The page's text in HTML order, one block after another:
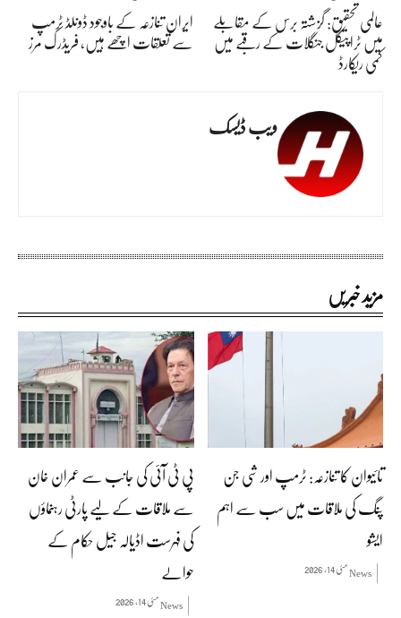
ایران تنازعہ کے باوجود ڈونلڈ ٹرمپ
سے تعلقات اچھے ہیں، فریڈرک مرز
عالمی تحقیق: گزشتہ برس کے مقابلے
میں ٹراپیکل جنگلات کے رقبے میں
کمی ریکارڈ
ویب ڈیسک
مزید خبریں
تائیوان کا تنازعہ: ٹرمپ اور شی جن
پنگ کی ملاقات میں سب سے اہم
ایشو
Newsمئی 14, 2026
پی ٹی آئی کی جانب سے عمران خان
سے ملاقات کے لیے پارٹی رہنماؤں
کی فہرست اڈیالہ جیل حکام کے
حوالے
Newsمئی 14, 2026